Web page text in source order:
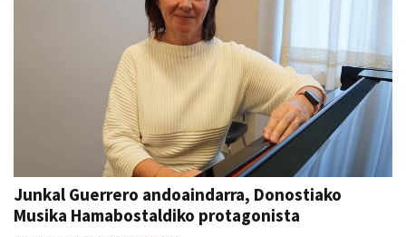
Junkal Guerrero andoaindarra, Donostiako
Musika Hamabostaldiko protagonista
Aiurri abu 05, 07:00